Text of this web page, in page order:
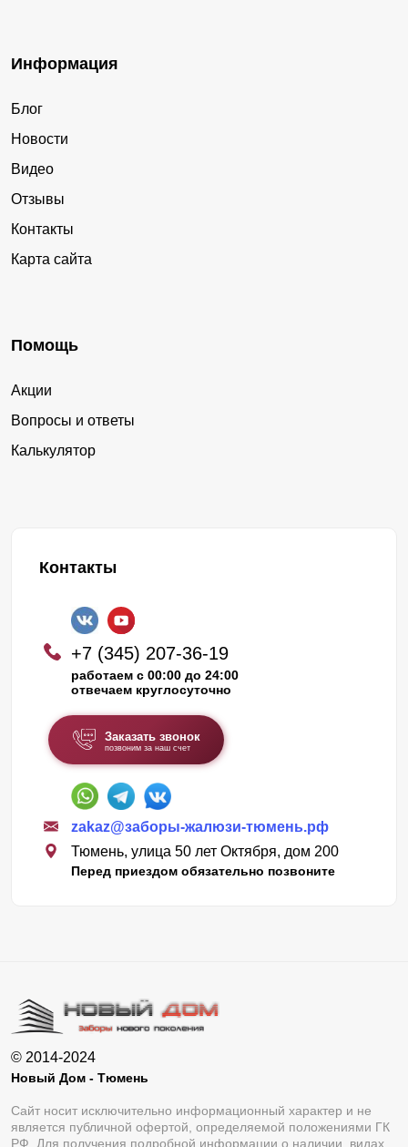
Информация
Блог
Новости
Видео
Отзывы
Контакты
Карта сайта
Помощь
Акции
Вопросы и ответы
Калькулятор
Контакты
+7 (345) 207-36-19
работаем с 00:00 до 24:00
отвечаем круглосуточно
Заказать звонок
позвоним за наш счет
zakaz@заборы-жалюзи-тюмень.рф
Тюмень, улица 50 лет Октября, дом 200
Перед приездом обязательно позвоните
© 2014-2024
Новый Дом - Тюмень
Сайт носит исключительно информационный характер и не
является публичной офертой, определяемой положениями ГК
РФ. Для получения подробной информации о наличии, видах,